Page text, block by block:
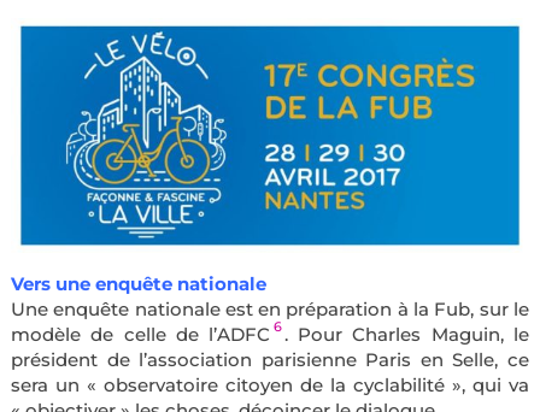
Vers une enquête nationale
Une enquête nationale est en préparation à la Fub, sur le
modèle de celle de l’ADFC 6. Pour Charles Maguin, le
président de l’association parisienne Paris en Selle, ce
sera un « observatoire citoyen de la cyclabilité », qui va